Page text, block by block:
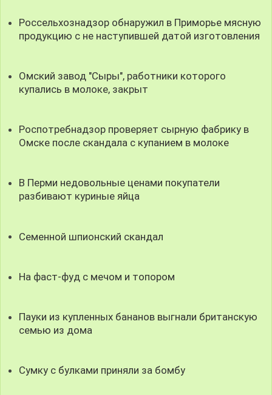
Россельхознадзор обнаружил в Приморье мясную
продукцию с не наступившей датой изготовления
Омский завод "Сыры", работники которого
купались в молоке, закрыт
Роспотребнадзор проверяет сырную фабрику в
Омске после скандала с купанием в молоке
В Перми недовольные ценами покупатели
разбивают куриные яйца
Семенной шпионский скандал
На фаст-фуд с мечом и топором
Пауки из купленных бананов выгнали британскую
семью из дома
Сумку с булками приняли за бомбу